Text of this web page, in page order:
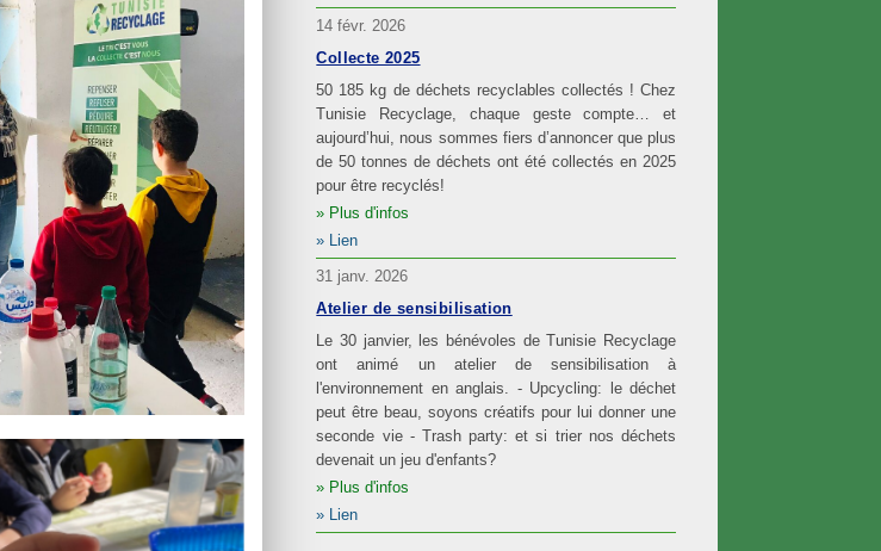
14 févr. 2026
Collecte 2025
50 185 kg de déchets recyclables collectés ! Chez
Tunisie Recyclage, chaque geste compte… et
aujourd’hui, nous sommes fiers d’annoncer que plus
de 50 tonnes de déchets ont été collectés en 2025
pour être recyclés!
Plus d'infos
Lien
31 janv. 2026
Atelier de sensibilisation
Le 30 janvier, les bénévoles de Tunisie Recyclage
ont animé un atelier de sensibilisation à
l'environnement en anglais. - Upcycling: le déchet
peut être beau, soyons créatifs pour lui donner une
seconde vie - Trash party: et si trier nos déchets
devenait un jeu d'enfants?
Plus d'infos
Lien